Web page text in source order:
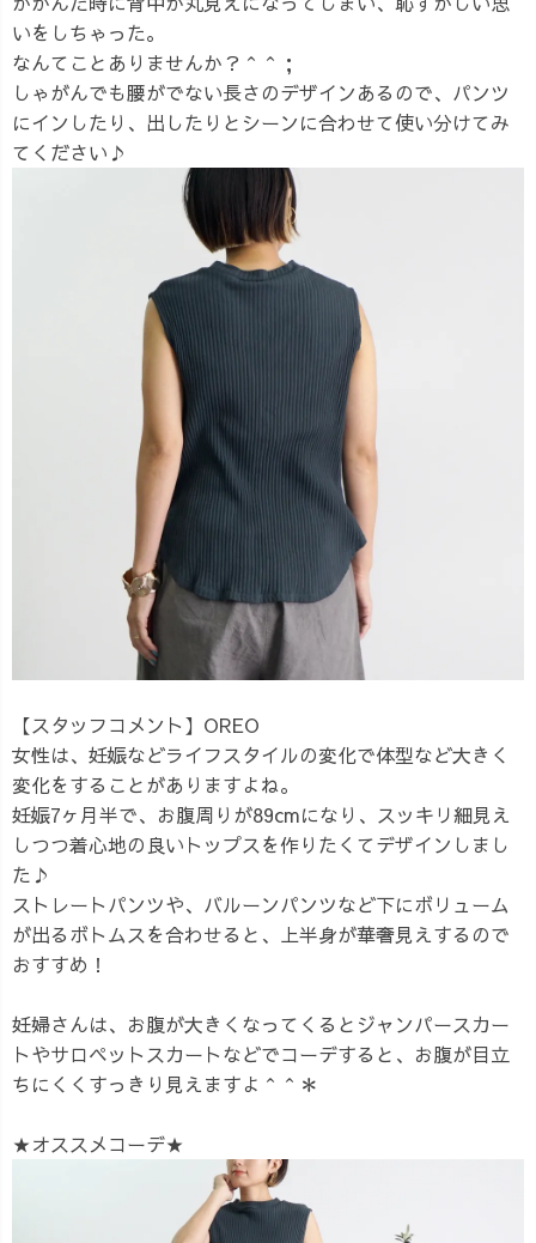
いをしちゃった。
なんてことありませんか？＾＾；
しゃがんでも腰がでない長さのデザインあるので、パンツ
にインしたり、出したりとシーンに合わせて使い分けてみ
てください♪
【スタッフコメント】OREO
女性は、妊娠などライフスタイルの変化で体型など大きく
変化をすることがありますよね。
妊娠7ヶ月半で、お腹周りが89cmになり、スッキリ細見え
しつつ着心地の良いトップスを作りたくてデザインしまし
た♪
ストレートパンツや、バルーンパンツなど下にボリューム
が出るボトムスを合わせると、上半身が華奢見えするので
おすすめ！
妊婦さんは、お腹が大きくなってくるとジャンパースカー
トやサロペットスカートなどでコーデすると、お腹が目立
ちにくくすっきり見えますよ＾＾＊
★オススメコーデ★